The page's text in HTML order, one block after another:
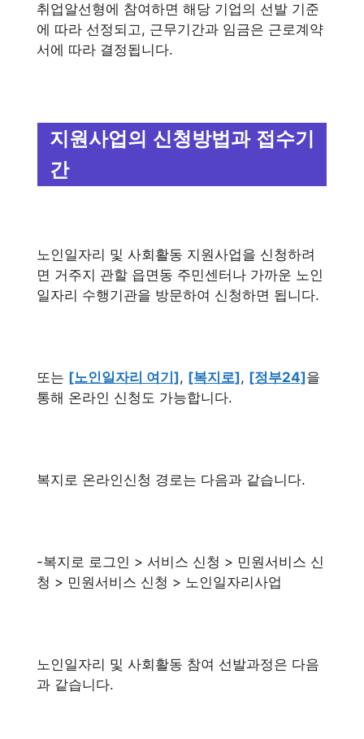
취업알선형에 참여하면 해당 기업의 선발 기준
에 따라 선정되고, 근무기간과 임금은 근로계약
서에 따라 결정됩니다.
지원사업의 신청방법과 접수기
간
노인일자리 및 사회활동 지원사업을 신청하려
면 거주지 관할 읍면동 주민센터나 가까운 노인
일자리 수행기관을 방문하여 신청하면 됩니다.
또는 [노인일자리 여기], [복지로], [정부24]을
통해 온라인 신청도 가능합니다.
복지로 온라인신청 경로는 다음과 같습니다.
-복지로 로그인 > 서비스 신청 > 민원서비스 신
청 > 민원서비스 신청 > 노인일자리사업
노인일자리 및 사회활동 참여 선발과정은 다음
과 같습니다.